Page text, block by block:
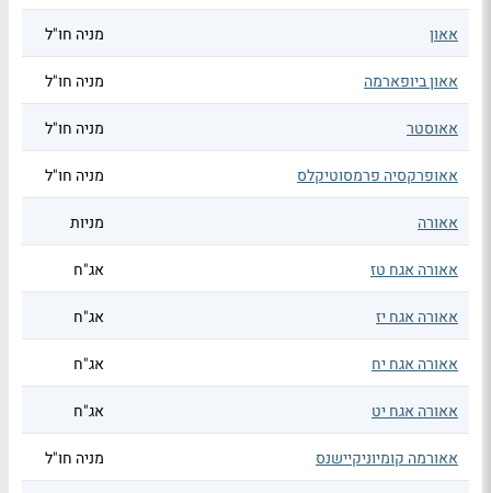
אאון מניה חו"ל
אאון ביופארמה מניה חו"ל
אאוסטר מניה חו"ל
אאופרקסיה פרמסוטיקלס מניה חו"ל
אאורה מניות
אאורה אגח טז אג"ח
אאורה אגח יז אג"ח
אאורה אגח יח אג"ח
אאורה אגח יט אג"ח
אאורמה קומיוניקיישנס מניה חו"ל